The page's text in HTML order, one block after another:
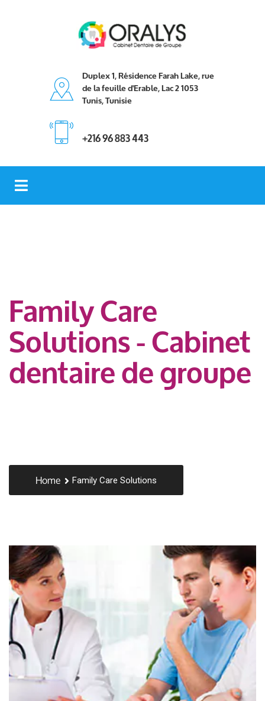
Duplex 1, Résidence Farah Lake, rue
de la feuille d'Erable, Lac 2 1053
Tunis, Tunisie
+216 96 883 443
Family Care
Solutions - Cabinet
dentaire de groupe
Home Family Care Solutions